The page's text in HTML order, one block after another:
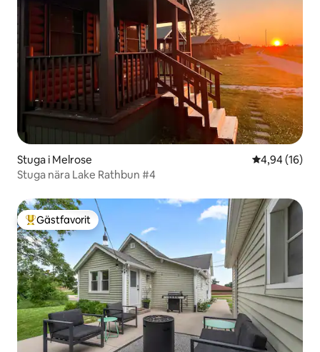
Stuga i Melrose 4,94 av 5 i
4,94 (16)
Stuga nära Lake Rathbun #4
Populär gästfavorit
Gästfavorit